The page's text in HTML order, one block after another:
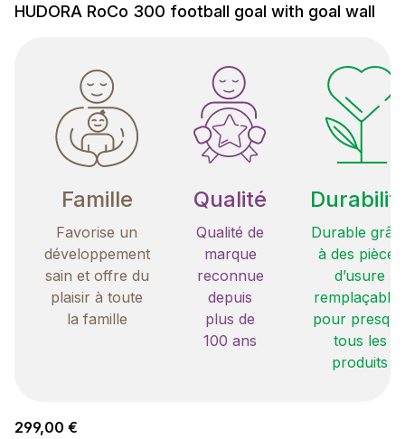
HUDORA RoCo 300 football goal with goal wall
Famille
Favorise un
développement
sain et offre du
plaisir à toute
la famille
Qualité
Qualité de
marque
reconnue
depuis
plus de
100 ans
Durable
à des pièces
d’usure
remplaçables
pour
tous les
produits
Prix régulier :
299,00 €